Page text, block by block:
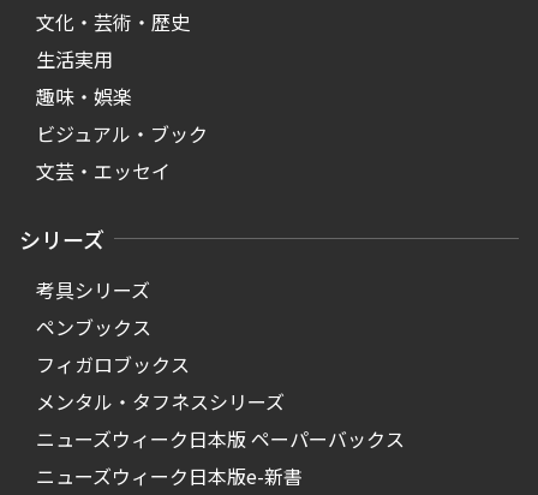
文化・芸術・歴史
生活実用
趣味・娯楽
ビジュアル・ブック
文芸・エッセイ
シリーズ
考具シリーズ
ペンブックス
フィガロブックス
メンタル・タフネスシリーズ
ニューズウィーク日本版 ペーパーバックス
ニューズウィーク日本版e-新書